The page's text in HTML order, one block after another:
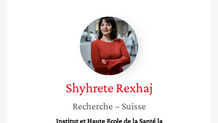
Shyhrete
Rexhaj
Shyhrete Rexhaj
Recherche – Suisse
Institut et Haute Ecole de la Santé la